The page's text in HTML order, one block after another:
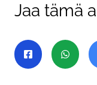
Jaa tämä
Jaa sivu
Jaa Jaa